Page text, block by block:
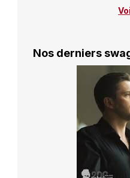
Nos derniers